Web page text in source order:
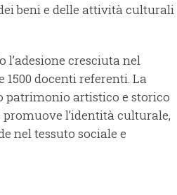
beni e delle attività culturali
l’adesione cresciuta nel
docenti referenti. La
patrimonio artistico e storico
l’identità culturale,
nel tessuto sociale e